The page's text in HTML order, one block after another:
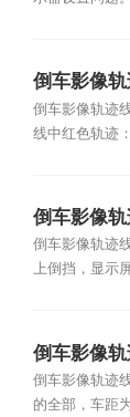
倒车影像
倒车影像轨迹
线中红色轨迹
倒车影像
倒车影像轨迹
上倒挡，显示
倒车影像
倒车影像轨迹
的全部，车距